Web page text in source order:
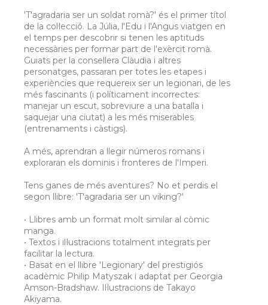
'T'agradaria ser un soldat romà?' és el primer títol
de la col·lecció. La Júlia, l'Edu i l'Angus viatgen en
el temps per descobrir si tenen les aptituds
necessàries per formar part de l'exèrcit romà.
Guiats per la consellera Clàudia i altres
personatges, passaran per totes les etapes i
experiències que requereix ser un legionari, de les
més fascinants (i políticament incorrectes:
manejar un escut, sobreviure a una batalla i
saquejar una ciutat) a les més miserables
(entrenaments i càstigs).
A més, aprendran a llegir números romans i
exploraran els dominis i fronteres de l'Imperi.
Tens ganes de més aventures? No et perdis el
segon llibre: 'T'agradaria ser un viking?'
• Llibres amb un format molt similar al còmic
manga.
• Textos i il·lustracions totalment integrats per
facilitar la lectura.
• Basat en el llibre 'Legionary' del prestigiós
acadèmic Philip Matyszak i adaptat per Georgia
Amson-Bradshaw. Il·lustracions de Takayo
Akiyama.